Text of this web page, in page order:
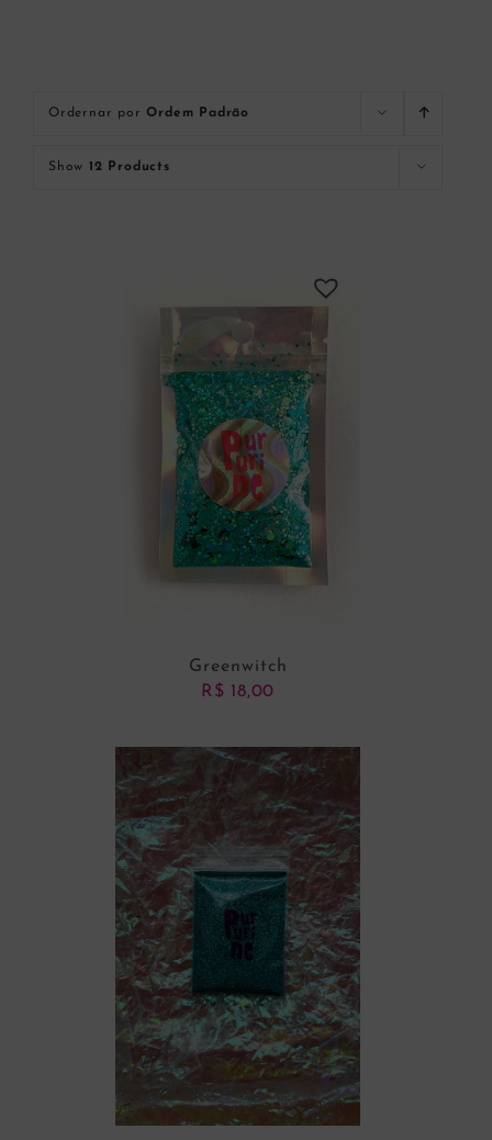
Ordernar porOrdem Padrão
Show 12 Products
ADICIONAR AO CARRINHO
Greenwitch
R$ 18,00